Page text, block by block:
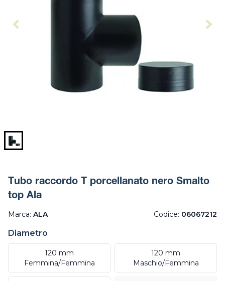
Tubo raccordo T porcellanato nero Smalto
top Ala
Marca: ALA Codice: 06067212
Diametro
120 mm
Femmina/Femmina
120 mm
Maschio/Femmina